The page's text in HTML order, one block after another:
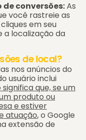
conversões:As
você rastreie as
em seu
a localização da
de local?
nos anúncios do
usuário inclui
significa que, se um
produto ou
e estiver
atuação, o Google
extensão de